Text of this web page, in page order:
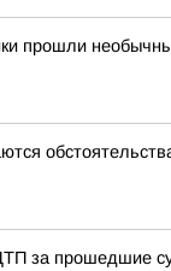
прошли
за прошедшие